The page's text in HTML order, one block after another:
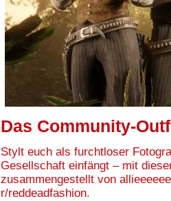
Das Community-
Stylt euch als furchtloser
Gesellschaft einfängt – mit
zusammengestellt von
r/reddeadfashion.